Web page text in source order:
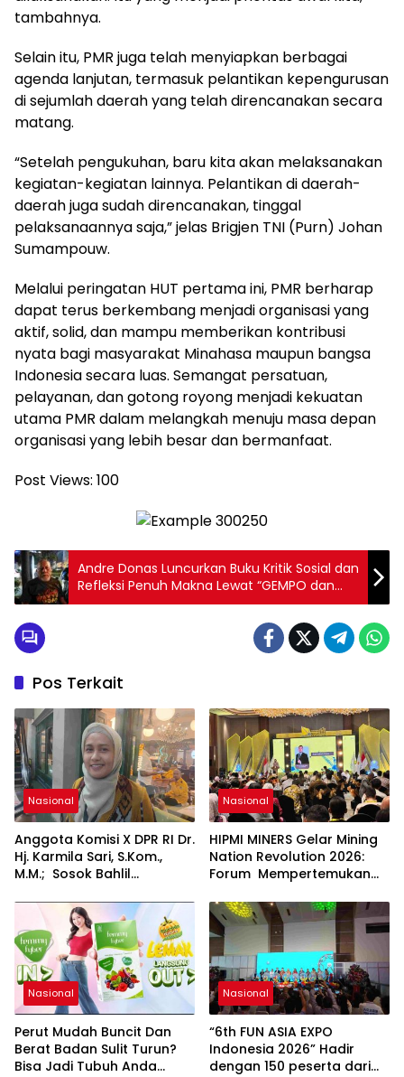
tambahnya.
Selain itu, PMR juga telah menyiapkan berbagai
agenda lanjutan, termasuk pelantikan kepengurusan
di sejumlah daerah yang telah direncanakan secara
matang.
“Setelah pengukuhan, baru kita akan melaksanakan
kegiatan-kegiatan lainnya. Pelantikan di daerah-
daerah juga sudah direncanakan, tinggal
pelaksanaannya saja,” jelas Brigjen TNI (Purn) Johan
Sumampouw.
Melalui peringatan HUT pertama ini, PMR berharap
dapat terus berkembang menjadi organisasi yang
aktif, solid, dan mampu memberikan kontribusi
nyata bagi masyarakat Minahasa maupun bangsa
Indonesia secara luas. Semangat persatuan,
pelayanan, dan gotong royong menjadi kekuatan
utama PMR dalam melangkah menuju masa depan
organisasi yang lebih besar dan bermanfaat.
Post Views: 100
Andre Donas Luncurkan Buku Kritik Sosial dan
Refleksi Penuh Makna Lewat “GEMPO dan
Cerita Sewaktu Hujan”
Pos Terkait
Nasional
Anggota Komisi X DPR RI Dr.
Hj. Karmila Sari, S.Kom.,
M.M.; Sosok Bahlil
Sumber Inspirasi bagi
Generasi Muda, Pelaku
Usaha, Pemerintah,
maupun Pemangku
Kepentingan lainnya untuk
bersama-sama
Memberikan Kontribusi
bagi Pembangunan
Nasional.
Nasional
HIPMI MINERS Gelar Mining
Nation Revolution 2026:
Forum Mempertemukan
Investor, Akademisi, dan
Pengusaha dalam
Mendukung Percepatan
Hilirisasi Nasional.
Nasional
Perut Mudah Buncit Dan
Berat Badan Sulit Turun?
Bisa Jadi Tubuh Anda
Nasional
“6th FUN ASIA EXPO
Indonesia 2026” Hadir
dengan 150 peserta dari